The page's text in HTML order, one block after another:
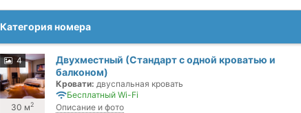
Категория номера
4
30 м2
Двухместный (Стандарт с одной кроватью и
балконом)
Кровати: двуспальная кровать
Бесплатный Wi-Fi
Описание и фото